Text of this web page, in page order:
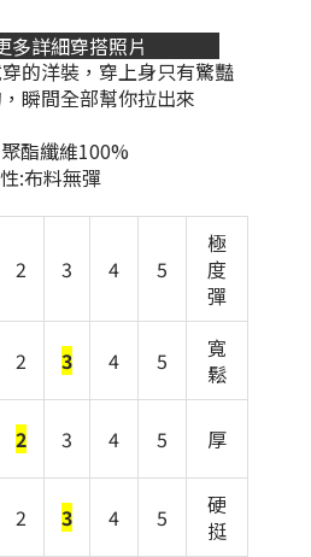
多詳細穿搭照片
的洋裝，穿上身只有驚豔
瞬間全部幫你拉出來
酯纖維100%
:布料無彈
2 3 4 5
極
度
彈
2 3 4 5
寬
鬆
2 3 4 5 厚
2 3 4 5
硬
挺